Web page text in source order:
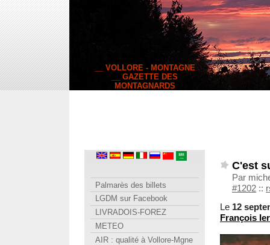
__ VOLLORE - MONTAGNE
__ GAZETTE DES
MONTAGNARDS
C'est
Par
#1202 ::
Le 12
François Ier
Palmarès des billets
LGDM sur Facebook
LIVRADOIS-FOREZ
METEO
AIR : qualité à Vollore-Mgne